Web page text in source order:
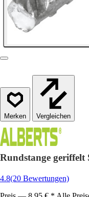
Vergleichen
Rundstange
4.8(20 Bewertungen)